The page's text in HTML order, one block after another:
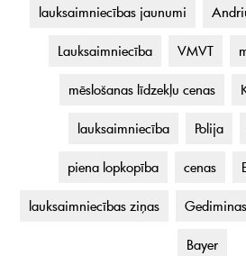
lauksaimniecības jaunumi
Lauksaimniecība VMVT
mēslošanas līdzekļu cenas
lauksaimniecība Polija
piena lopkopība cenas
lauksaimniecības ziņas
Bayer